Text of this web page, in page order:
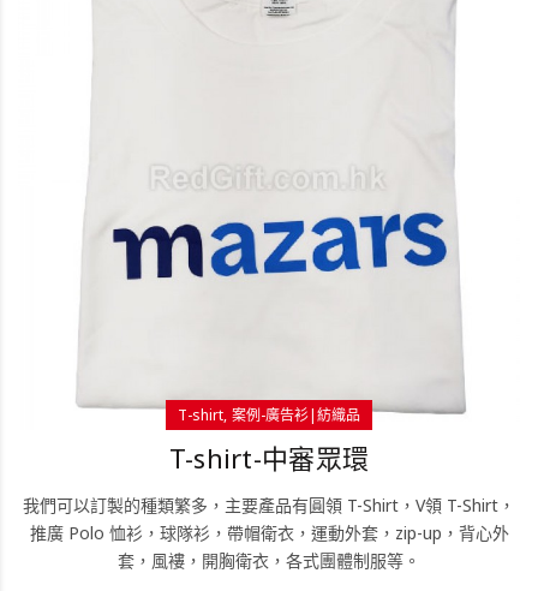
T-shirt 案例-廣告衫|紡織品
T-shirt-中審眾環
我們可以訂製的種類繁多，主要產品有圓領 T-Shirt，V領 T-Shirt，
推廣 Polo 恤衫，球隊衫，帶帽衛衣，運動外套，zip-up，背心外
套，風褸，開胸衛衣，各式團體制服等。